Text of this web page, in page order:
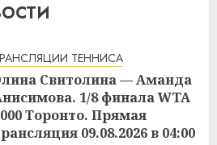
ТЕННИСА
Свитолина — Аманда
1/8 финала WTA
Торонто. Прямая
09.08.2026 в 04:00